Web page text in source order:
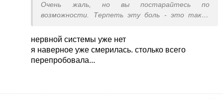
Очень жаль, но вы постарайтесь по
возможности. Терпеть эту боль - это такой
нервной системы уже нет
я наверное уже смерилась. столько всего
перепробовала...